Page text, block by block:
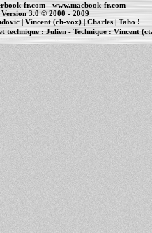
fr.com-www.macbook-fr.com
Version 3.0 © 2000 - 2009
|Vincent (ch-vox)|Charles|Taho !
technique :Julien- Technique :Vincent